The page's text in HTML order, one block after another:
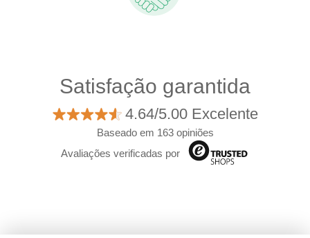
Satisfação garantida
4.64/5.00 Excelente
Baseado em 163 opiniões
Avaliações verificadas por